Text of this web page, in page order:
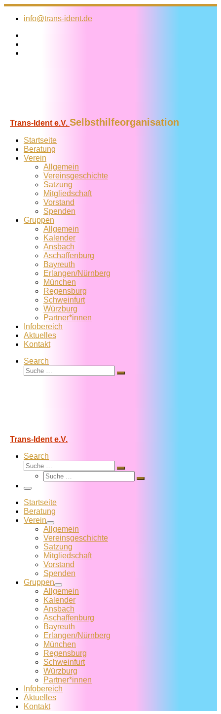
Zum
Inhalt
info@trans-ident.de
Trans-Ident e.V. Selbsthilfeorganisation
Startseite
Beratung
Verein
Allgemein
Vereins­geschichte
Satzung
Mitglied­schaft
Vorstand
Spenden
Gruppen
Allgemein
Kalender
Ansbach
Aschaffenburg
Bayreuth
Erlangen/Nürnberg
München
Regensburg
Schweinfurt
Würzburg
Partner*innen
Infobereich
Aktuelles
Kontakt
Search
Suche
Suche
Trans-Ident e.V.
Search
Suche
Suche
Suche
Suche
Menü
Startseite
Beratung
Verein
Allgemein
Vereins­geschichte
Satzung
Mitglied­schaft
Vorstand
Spenden
Gruppen
Allgemein
Kalender
Ansbach
Aschaffenburg
Bayreuth
Erlangen/Nürnberg
München
Regensburg
Schweinfurt
Würzburg
Partner*innen
Infobereich
Aktuelles
Kontakt